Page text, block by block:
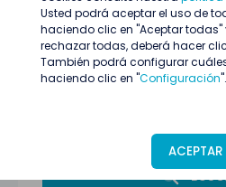
Usted podrá aceptar el uso de
haciendo clic en "Aceptar todas"
rechazar todas, deberá hacer
También podrá configurar
haciendo clic en "Configuración".
Todas las provincias
Marketing y